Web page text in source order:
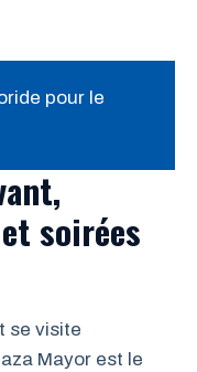
pour le
soirées
se visite
Mayor est le